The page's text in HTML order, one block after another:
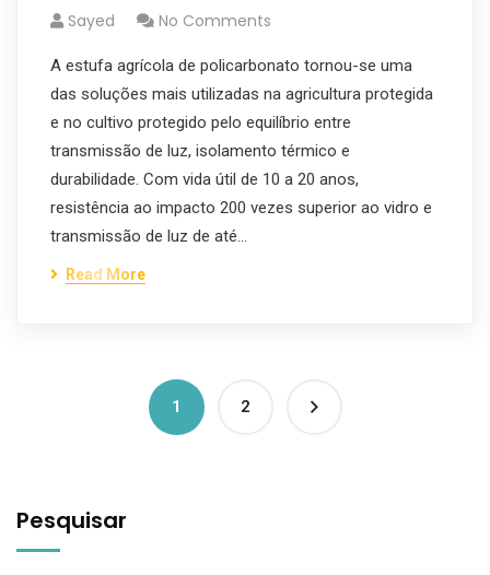
Sayed No Comments
A estufa agrícola de policarbonato tornou-se uma
das soluções mais utilizadas na agricultura protegida
e no cultivo protegido pelo equilíbrio entre
transmissão de luz, isolamento térmico e
durabilidade. Com vida útil de 10 a 20 anos,
resistência ao impacto 200 vezes superior ao vidro e
transmissão de luz de até…
Read More
1 2
Pesquisar